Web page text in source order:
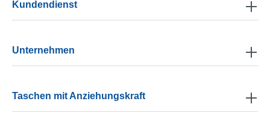
Kundendienst
Unternehmen
Taschen mit Anziehungskraft